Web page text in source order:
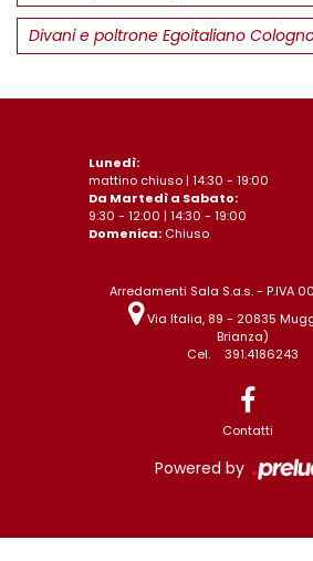
Divani e poltrone Egoitaliano
Lunedì:
mattino chiuso | 14:30 - 19:00
Da Martedì a Sabato:
9:30 - 12:00 | 14:30 - 19:00
Domenica: Chiuso
Arredamenti Sala S.a.s. - P.IVA
Via Italia, 89 - 20835
Brianza)
Cel.
391.4186243
Contatti
Powered by